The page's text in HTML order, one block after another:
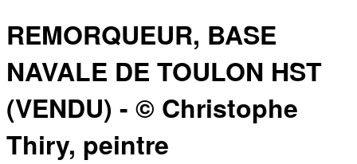
REMORQUEUR, BASE
NAVALE DE TOULON HST
(VENDU) - © Christophe
Thiry, peintre